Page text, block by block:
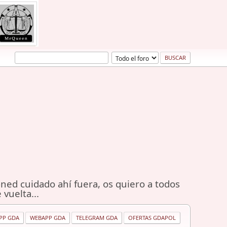
cuidado ahí fuera, os quiero a todos
vuelta...
GDA WEBAPP GDA TELEGRAM GDA OFERTAS GDAPOL